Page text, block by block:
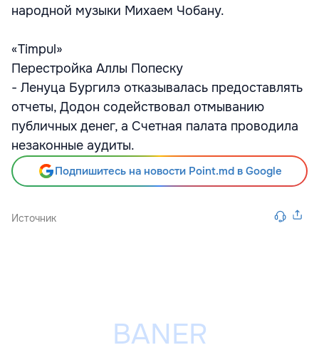
народной музыки Михаем Чобану.
«Timpul»
Перестройка Аллы Попеску
- Ленуца Бургилэ отказывалась предоставлять
отчеты, Додон содействовал отмыванию
публичных денег, а Счетная палата проводила
незаконные аудиты.
Подпишитесь на новости Point.md в Google
Источник